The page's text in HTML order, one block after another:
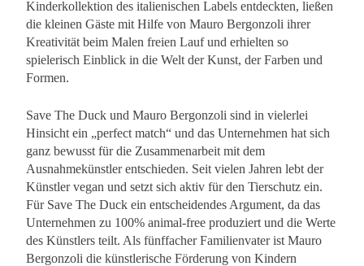
Kinderkollektion des italienischen Labels entdeckten, ließen
die kleinen Gäste mit Hilfe von Mauro Bergonzoli ihrer
Kreativität beim Malen freien Lauf und erhielten so
spielerisch Einblick in die Welt der Kunst, der Farben und
Formen.
Save The Duck und Mauro Bergonzoli sind in vielerlei
Hinsicht ein „perfect match“ und das Unternehmen hat sich
ganz bewusst für die Zusammenarbeit mit dem
Ausnahmekünstler entschieden. Seit vielen Jahren lebt der
Künstler vegan und setzt sich aktiv für den Tierschutz ein.
Für Save The Duck ein entscheidendes Argument, da das
Unternehmen zu 100% animal-free produziert und die Werte
des Künstlers teilt. Als fünffacher Familienvater ist Mauro
Bergonzoli die künstlerische Förderung von Kindern